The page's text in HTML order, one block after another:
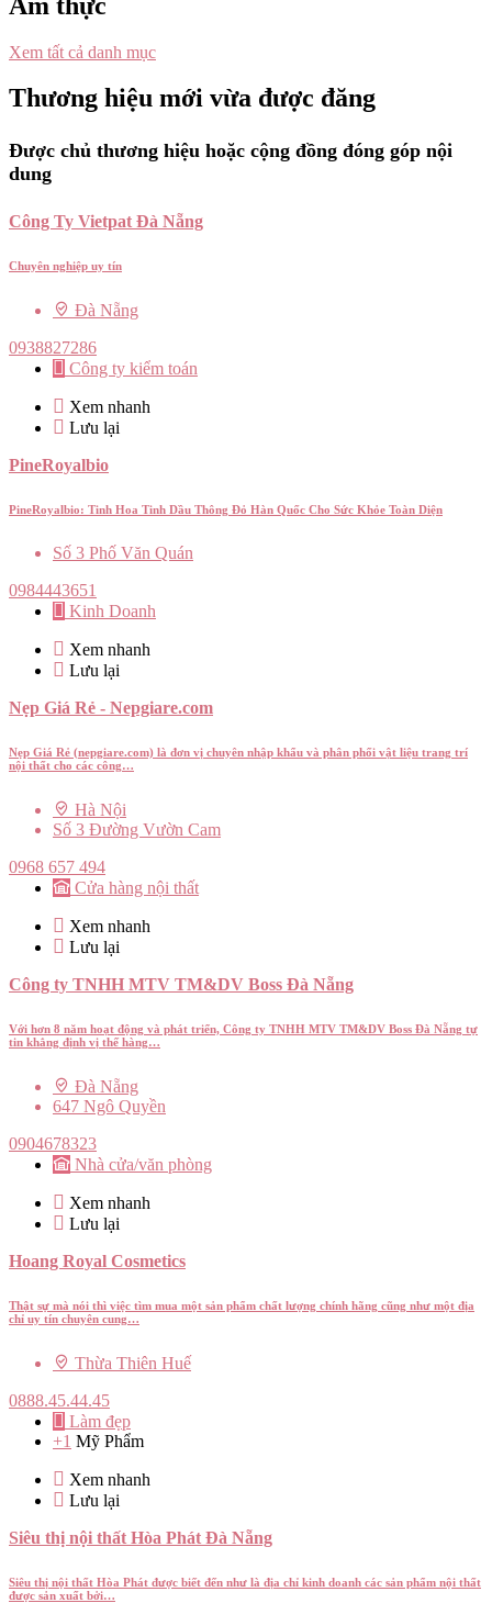
Xem tất cả danh mục
Thương hiệu mới vừa được đăng
Được chủ thương hiệu hoặc cộng đồng đóng góp nội
dung
Công Ty Vietpat Đà Nẵng
Chuyên nghiệp uy tín
Đà Nẵng
0938827286
Công ty kiểm toán
Xem nhanh
Lưu lại
PineRoyalbio
PineRoyalbio: Tinh Hoa Tinh Dầu Thông Đỏ Hàn Quốc Cho Sức Khỏe Toàn Diện
Số 3 Phố Văn Quán
0984443651
Kinh Doanh
Xem nhanh
Lưu lại
Nẹp Giá Rẻ - Nepgiare.com
Nẹp Giá Rẻ (nepgiare.com) là đơn vị chuyên nhập khẩu và phân phối vật liệu trang trí
nội thất cho các công…
Hà Nội
Số 3 Đường Vườn Cam
0968 657 494
Cửa hàng nội thất
Xem nhanh
Lưu lại
Công ty TNHH MTV TM&DV Boss Đà Nẵng
Với hơn 8 năm hoạt động và phát triển, Công ty TNHH MTV TM&DV Boss Đà Nẵng tự
tin khẳng định vị thế hàng…
Đà Nẵng
647 Ngô Quyền
0904678323
Nhà cửa/văn phòng
Xem nhanh
Lưu lại
Hoang Royal Cosmetics
Thật sự mà nói thì việc tìm mua một sản phẩm chất lượng chính hãng cũng như một địa
chỉ uy tín chuyên cung…
Thừa Thiên Huế
0888.45.44.45
Làm đẹp
+1 Mỹ Phẩm
Xem nhanh
Lưu lại
Siêu thị nội thất Hòa Phát Đà Nẵng
Siêu thị nội thất Hòa Phát được biết đến như là địa chỉ kinh doanh các sản phẩm nội thất
được sản xuất bởi…